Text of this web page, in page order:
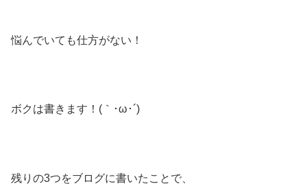
悩んでいても仕方がない！
ボクは書きます！(｀･ω･´)ゞ
残りの3つをブログに書いたことで、